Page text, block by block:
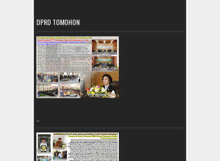
DPRD TOMOHON